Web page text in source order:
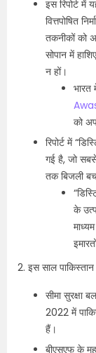
इस रिपोर्ट में
वित्तपोषित
तकनीकों को
सोपान में
न हों।
भारत
को
रिपोर्ट में
गई है, जो
तक बिजली
के
2. इस साल पाकिस्तान
सीमा सुरक्षा
2022 में
हैं।
बीएसएफ के